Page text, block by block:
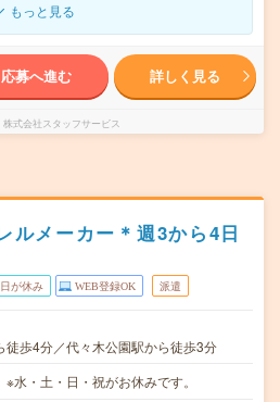
もっと見る
応募へ進む 詳しく見る
株式会社スタッフサービス
ルメーカー＊週3から4日
が休み WEB登録OK 派遣
徒歩4分／代々木公園駅から徒歩3分
水・土・日・祝がお休みです。